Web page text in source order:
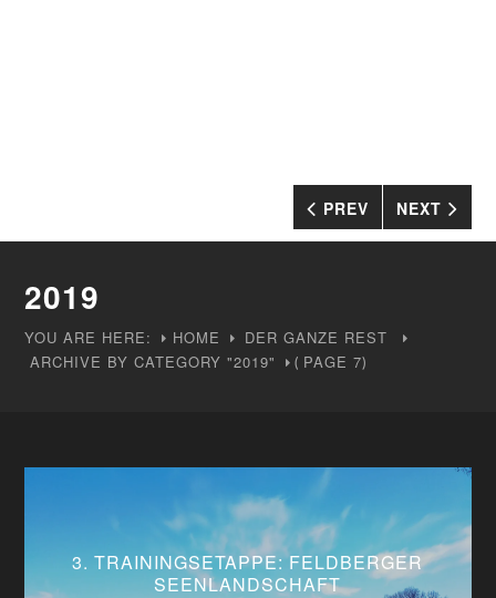
2019
YOU ARE HERE: HOME
DER GANZE REST
ARCHIVE BY CATEGORY "2019"
( PAGE 7)
PREV NEXT
3. TRAININGSETAPPE: FELDBERGER
SEENLANDSCHAFT